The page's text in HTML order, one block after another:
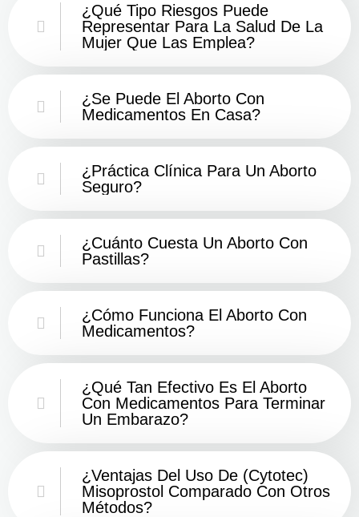
¿Qué Tipo Riesgos Puede
Representar Para La Salud De La
Mujer Que Las Emplea?
¿Se Puede El Aborto Con
Medicamentos En Casa?
¿Práctica Clínica Para Un Aborto
Seguro?
¿Cuánto Cuesta Un Aborto Con
Pastillas?
¿Cómo Funciona El Aborto Con
Medicamentos?
¿Qué Tan Efectivo Es El Aborto
Con Medicamentos Para Terminar
Un Embarazo?
¿Ventajas Del Uso De (Cytotec)
Misoprostol Comparado Con Otros
Métodos?